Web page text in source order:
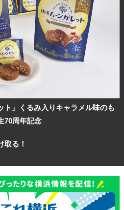
ト」くるみ入りキャラメル味のも
70周年記念
取る！